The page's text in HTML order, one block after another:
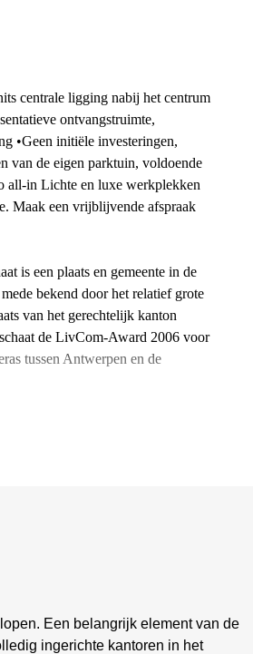
centrale ligging nabij het centrum
ontvangstruimte,
•Geen initiële investeringen,
van de eigen parktuin, voldoende
all-in Lichte en luxe werkplekken
Maak een vrijblijvende afspraak
is een plaats en gemeente in de
bekend door het relatief grote
van het gerechtelijk kanton
de LivCom-Award 2006 voor
tussen Antwerpen en de
Een belangrijk element van de
ingerichte kantoren in het